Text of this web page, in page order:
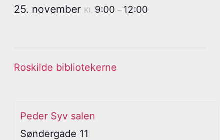
25. november Kl. 9:00 – 12:00
Roskilde bibliotekerne
Peder Syv salen
Søndergade 11